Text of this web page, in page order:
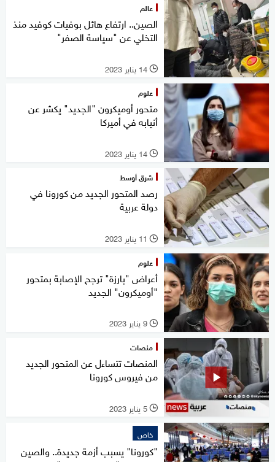
عالم
الصين.. ارتفاع هائل بوفيات كوفيد منذ
التخلي عن "سياسة الصفر"
l 14 يناير 2023
علوم
متحور أوميكرون "الجديد" يكشر عن
أنيابه في أميركا
l 14 يناير 2023
شرق أوسط
رصد المتحور الجديد من كورونا في
دولة عربية
l 11 يناير 2023
علوم
أعراض "بارزة" ترجح الإصابة بمتحور
"أوميكرون" الجديد
l 9 يناير 2023
منصات
المنصات تتساءل عن المتحور الجديد
من فيروس كورونا
l 5 يناير 2023
خاص
"كورونا" يسبب أزمة جديدة.. والصين